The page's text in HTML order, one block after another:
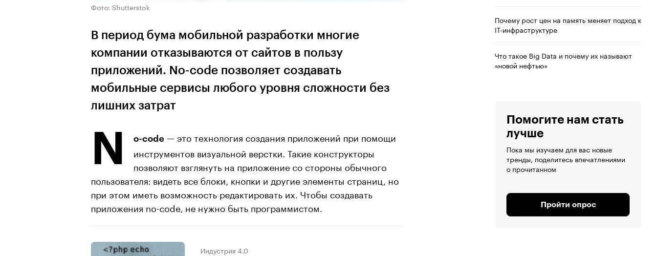
Фото: Shutterstok
В период бума мобильной разработки многие
компании отказываются от сайтов в пользу
приложений. No-code позволяет создавать
мобильные сервисы любого уровня сложности без
лишних затрат
N o-code — это технология создания приложений при помощи
инструментов визуальной верстки. Такие конструкторы
позволяют взглянуть на приложение со стороны обычного
пользователя: видеть все блоки, кнопки и другие элементы страниц, но
при этом иметь возможность редактировать их. Чтобы создавать
приложения no-code, не нужно быть программистом.
Индустрия 4.0
Почему рост цен на память меняет подход к
IT-инфраструктуре
Что такое Big Data и почему их называют
«новой нефтью»
Помогите нам стать
лучше
Пока мы изучаем для вас новые
тренды, поделитесь впечатлениями
о прочитанном
Пройти опрос